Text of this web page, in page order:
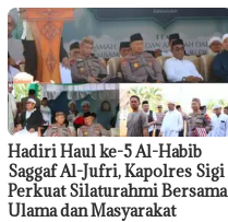
Hadiri Haul ke-5 Al-Habib
Saggaf Al-Jufri, Kapolres Sigi
Perkuat Silaturahmi Bersama
Ulama dan Masyarakat